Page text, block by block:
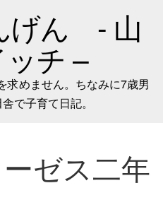
げん - 山
チ –
求めません。ちなみに7歳男
で子育て日記。
ゼス二年